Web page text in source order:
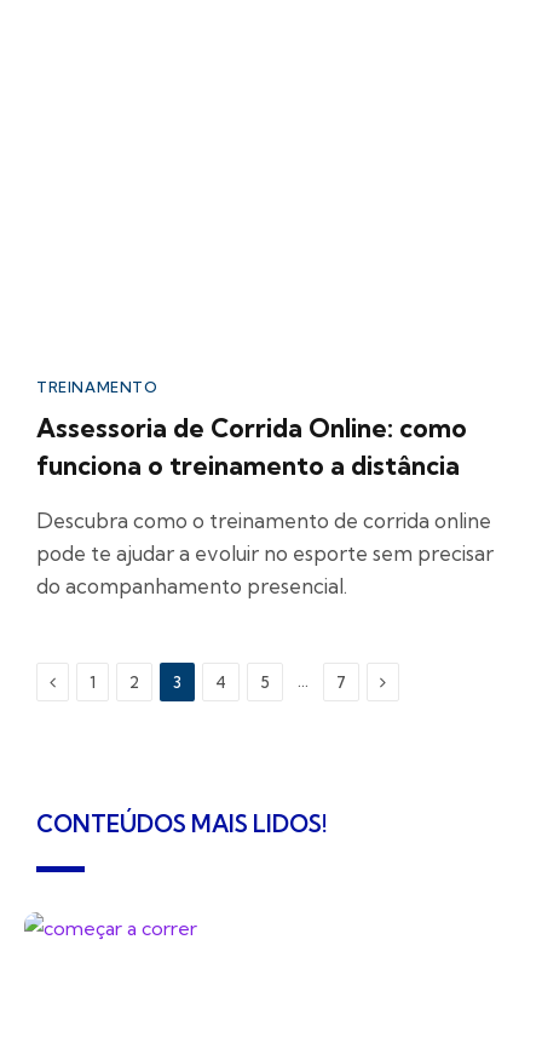
TREINAMENTO
Assessoria de Corrida Online: como
funciona o treinamento a distância
Descubra como o treinamento de corrida online
pode te ajudar a evoluir no esporte sem precisar
do acompanhamento presencial.
Previous
1 2 3 4 5 … 7 Next
CONTEÚDOS MAIS LIDOS!